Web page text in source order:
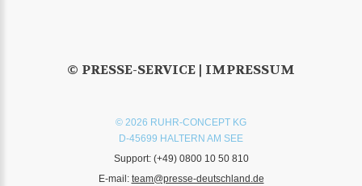
© PRESSE-SERVICE | IMPRESSUM
© 2026 RUHR-CONCEPT KG
D-45699 HALTERN AM SEE
Support: (+49) 0800 10 50 810
E-mail: team@presse-deutschland.de